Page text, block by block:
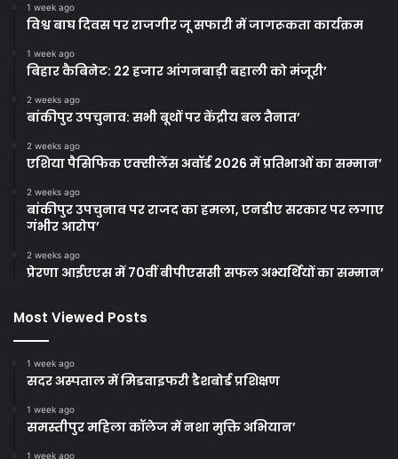
1 week ago
विश्व बाघ दिवस पर राजगीर जू सफारी में जागरूकता कार्यक्रम
1 week ago
बिहार कैबिनेट: 22 हजार आंगनबाड़ी बहाली को मंजूरी’
2 weeks ago
बांकीपुर उपचुनाव: सभी बूथों पर केंद्रीय बल तैनात’
2 weeks ago
एशिया पैसिफिक एक्सीलेंस अवॉर्ड 2026 में प्रतिभाओं का सम्मान’
2 weeks ago
बांकीपुर उपचुनाव पर राजद का हमला, एनडीए सरकार पर लगाए
गंभीर आरोप’
2 weeks ago
प्रेरणा आईएएस में 70वीं बीपीएससी सफल अभ्यर्थियों का सम्मान’
Most Viewed Posts
1 week ago
सदर अस्पताल में मिडवाइफरी डैशबोर्ड प्रशिक्षण
1 week ago
समस्तीपुर महिला कॉलेज में नशा मुक्ति अभियान’
1 week ago